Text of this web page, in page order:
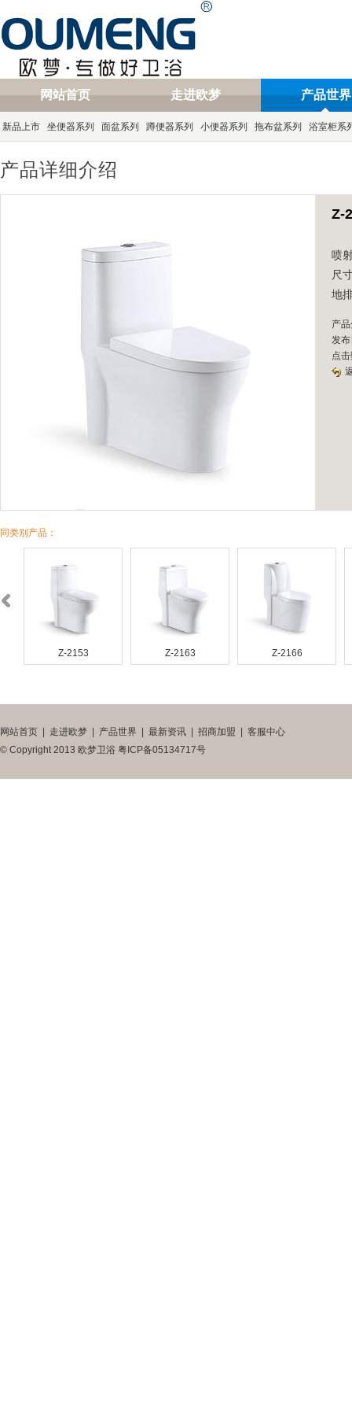
网站首页 走进欧梦 产品世界
新品上市 坐便器系列 面盆系列 蹲便器系列 小便器系列 拖布盆系列 浴室柜系
产品详细介绍
Z-
喷
尺
地
产
发
点
同类别产品：
Z-2153 Z-2163 Z-2166
网站首页 走进欧梦 产品世界 最新资讯 招商加盟
客服中心
© Copyright 2013 欧梦卫浴 粤ICP备05134717号